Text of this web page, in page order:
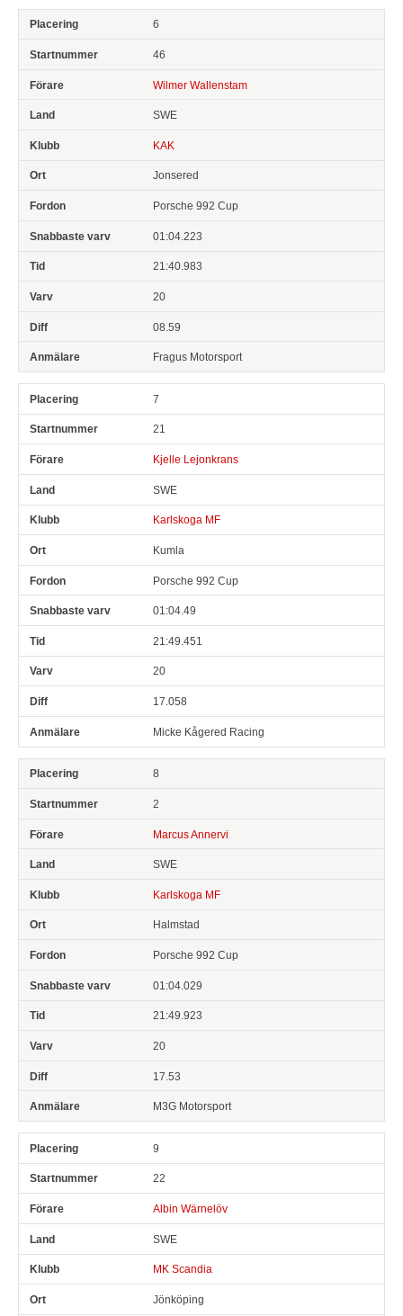
6
46
Wilmer Wallenstam
SWE
KAK
Jonsered
Porsche 992 Cup
01:04.223
21:40.983
20
08.59
Fragus Motorsport
7
21
Kjelle Lejonkrans
SWE
Karlskoga MF
Kumla
Porsche 992 Cup
01:04.49
21:49.451
20
17.058
Micke Kågered Racing
8
2
Marcus Annervi
SWE
Karlskoga MF
Halmstad
Porsche 992 Cup
01:04.029
21:49.923
20
17.53
M3G Motorsport
9
22
Albin Wärnelöv
SWE
MK Scandia
Jönköping